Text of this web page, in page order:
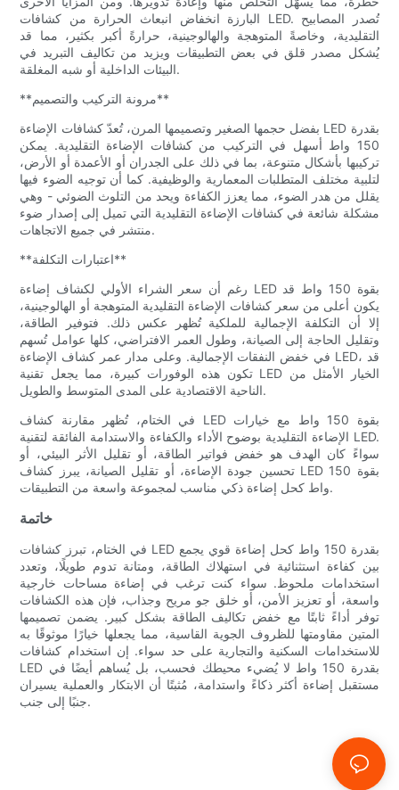
البارزة انخفاض انبعاث الحرارة من كشافات LED. تُصدر المصابيح
التقليدية، وخاصةً المتوهجة والهالوجينية، حرارةً أكبر بكثير، مما قد
يُشكل مصدر قلق في بعض التطبيقات ويزيد من تكاليف التبريد في
البيئات الداخلية أو شبه المغلقة.
**مرونة التركيب والتصميم**
بفضل حجمها الصغير وتصميمها المرن، تُعدّ كشافات الإضاءة LED بقدرة
150 واط أسهل في التركيب من كشافات الإضاءة التقليدية. يمكن
تركيبها بأشكال متنوعة، بما في ذلك على الجدران أو الأعمدة أو الأرض،
لتلبية مختلف المتطلبات المعمارية والوظيفية. كما أن توجيه الضوء فيها
يقلل من هدر الضوء، مما يعزز الكفاءة ويحد من التلوث الضوئي - وهي
مشكلة شائعة في كشافات الإضاءة التقليدية التي تميل إلى إصدار ضوء
منتشر في جميع الاتجاهات.
**اعتبارات التكلفة**
رغم أن سعر الشراء الأولي لكشاف إضاءة LED بقوة 150 واط قد
يكون أعلى من سعر كشافات الإضاءة التقليدية المتوهجة أو الهالوجينية،
إلا أن التكلفة الإجمالية للملكية تُظهر عكس ذلك. فتوفير الطاقة،
وتقليل الحاجة إلى الصيانة، وطول العمر الافتراضي، كلها عوامل تُسهم
في خفض النفقات الإجمالية. وعلى مدار عمر كشاف الإضاءة LED، قد
تكون هذه الوفورات كبيرة، مما يجعل تقنية LED الخيار الأمثل من
الناحية الاقتصادية على المدى المتوسط ​​والطويل.
في الختام، تُظهر مقارنة كشاف LED بقوة 150 واط مع خيارات
الإضاءة التقليدية بوضوح الأداء والكفاءة والاستدامة الفائقة لتقنية LED.
سواءً كان الهدف هو خفض فواتير الطاقة، أو تقليل الأثر البيئي، أو
تحسين جودة الإضاءة، أو تقليل الصيانة، يبرز كشاف LED بقوة 150
واط كحل إضاءة ذكي مناسب لمجموعة واسعة من التطبيقات.
خاتمة
في الختام، تبرز كشافات LED بقدرة 150 واط كحل إضاءة قوي يجمع
بين كفاءة استثنائية في استهلاك الطاقة، ومتانة تدوم طويلًا، وتعدد
استخدامات ملحوظ. سواء كنت ترغب في إضاءة مساحات خارجية
واسعة، أو تعزيز الأمن، أو خلق جو مريح وجذاب، فإن هذه الكشافات
توفر أداءً ثابتًا مع خفض تكاليف الطاقة بشكل كبير. يضمن تصميمها
المتين مقاومتها للظروف الجوية القاسية، مما يجعلها خيارًا موثوقًا به
للاستخدامات السكنية والتجارية على حد سواء. إن استخدام كشافات
LED بقدرة 150 واط لا يُضيء محيطك فحسب، بل يُساهم أيضًا في
مستقبل إضاءة أكثر ذكاءً واستدامة، مُثبتًا أن الابتكار والعملية يسيران
جنبًا إلى جنب.